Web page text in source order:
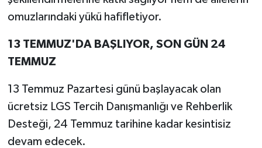
omuzlarındaki yükü hafifletiyor.
13 TEMMUZ'DA BAŞLIYOR, SON GÜN 24
TEMMUZ
13 Temmuz Pazartesi günü başlayacak olan
ücretsiz LGS Tercih Danışmanlığı ve Rehberlik
Desteği, 24 Temmuz tarihine kadar kesintisiz
devam edecek.